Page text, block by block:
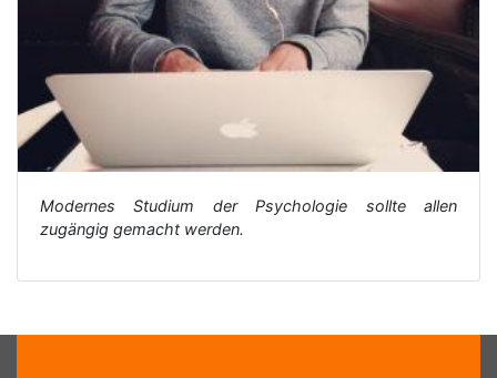
Modernes Studium der Psychologie sollte allen
zugängig gemacht werden.